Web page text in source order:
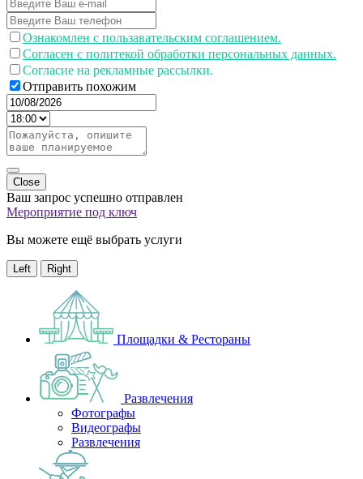
Ознакомлен с пользавательским соглашением.
Согласен с политекой обработки персональных данных.
Согласие на рекламные рассылки.
Отправить похожим
Close
Ваш запрос успешно отправлен
Мероприятие под ключ
Вы можете ещё выбрать услуги
Left Right
Площадки & Рестораны
Развлечения
Фотографы
Видеографы
Развлечения